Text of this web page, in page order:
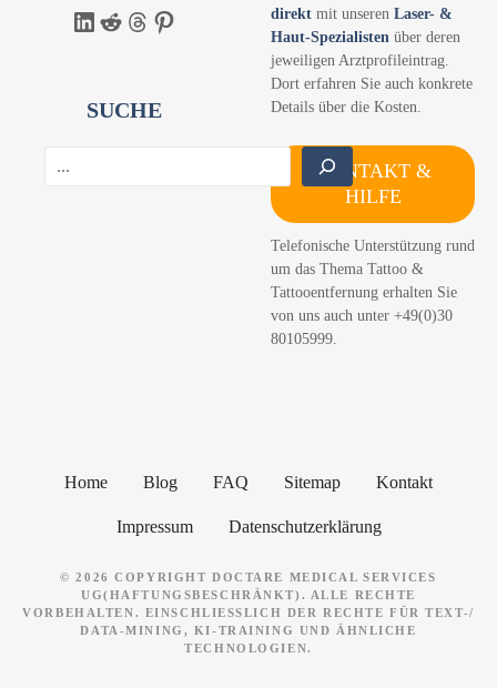
LinkedIn Reddit Threads Pinterest
SUCHE
direkt mit unseren Laser- &
Haut-Spezialisten über deren
jeweiligen Arztprofileintrag.
Dort erfahren Sie auch konkrete
Details über die Kosten.
KONTAKT &
HILFE
Telefonische Unterstützung rund
um das Thema Tattoo &
Tattooentfernung erhalten Sie
von uns auch unter +49(0)30
80105999.
Home Blog FAQ Sitemap Kontakt
Impressum Datenschutzerklärung
© 2026 COPYRIGHT DOCTARE MEDICAL SERVICES
UG(HAFTUNGSBESCHRÄNKT). ALLE RECHTE
VORBEHALTEN. EINSCHLIESSLICH DER RECHTE FÜR TEXT-/ D
ATA-MINING, KI-TRAINING UND ÄHNLICHE T
ECHNOLOGIEN.